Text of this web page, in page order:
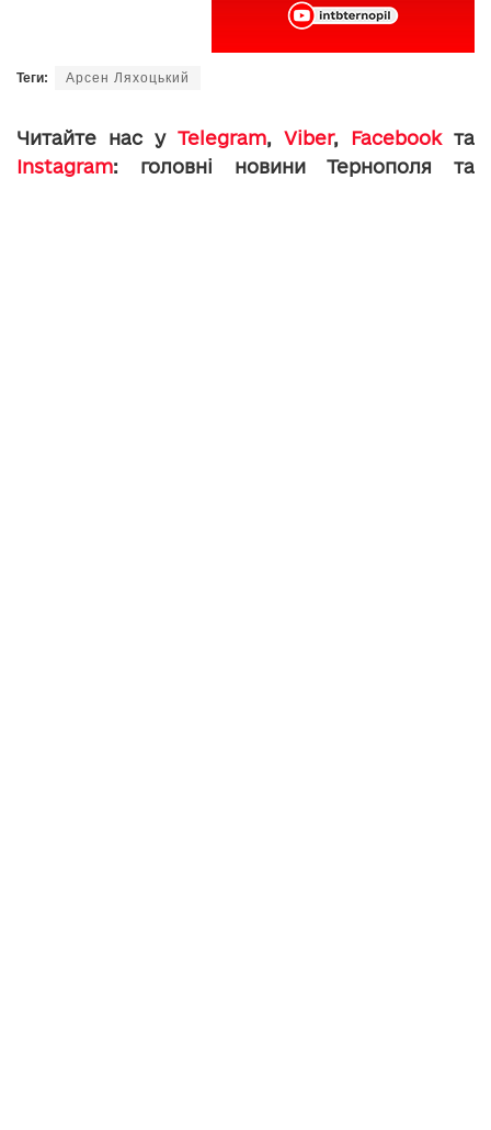
Теги: Арсен Ляхоцький
Читайте нас у Telegram, Viber, Facebookта
Instagram: головні новини Тернополя та